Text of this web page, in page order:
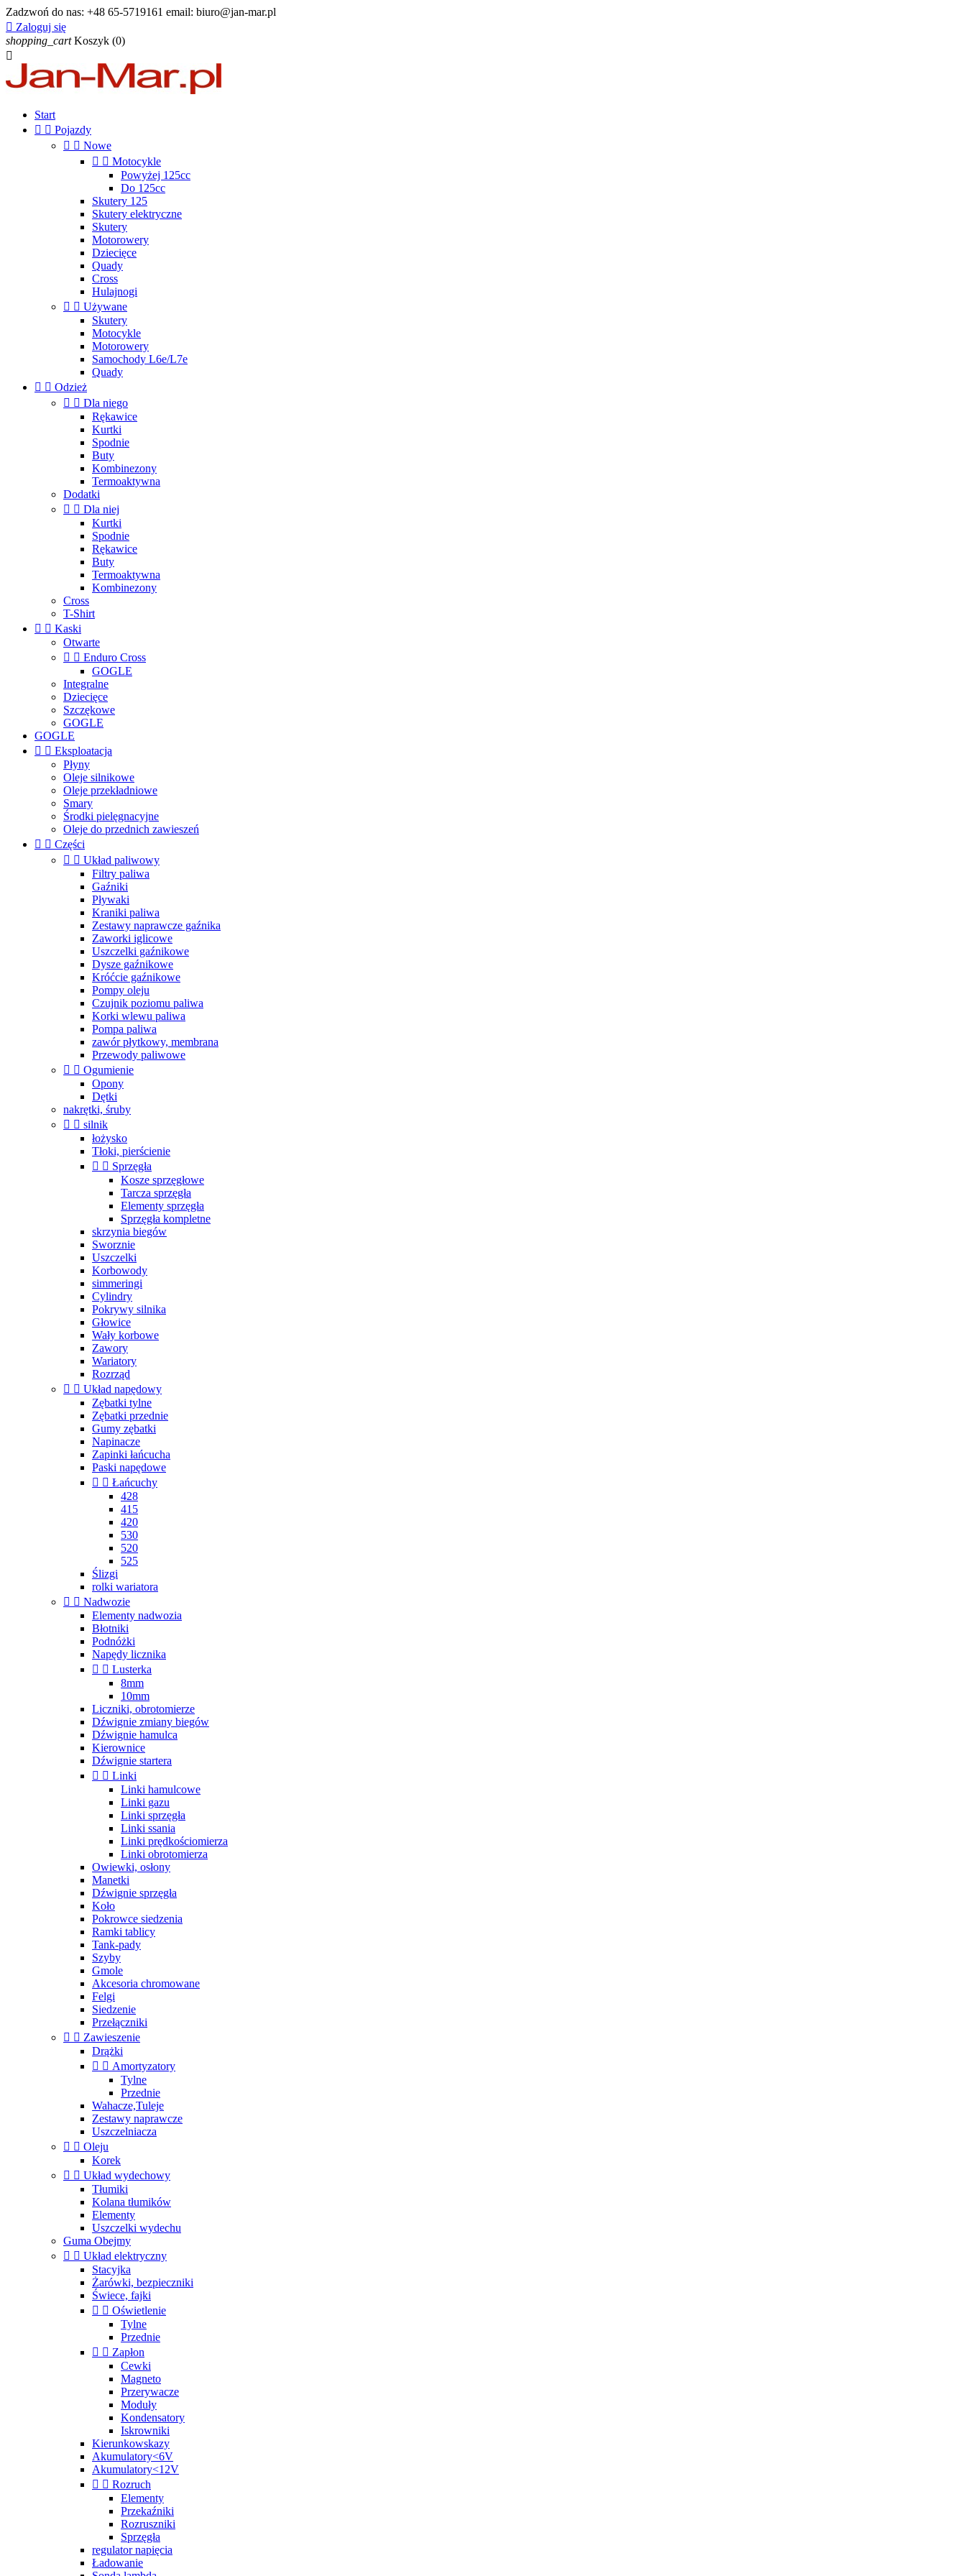
Zadzwoń do nas: +48 65-5719161 email: biuro@jan-mar.pl
 Zaloguj się
shopping_cart Koszyk (0)

Start
  Pojazdy
  Nowe
  Motocykle
Powyżej 125cc
Do 125cc
Skutery 125
Skutery elektryczne
Skutery
Motorowery
Dziecięce
Quady
Cross
Hulajnogi
  Używane
Skutery
Motocykle
Motorowery
Samochody L6e/L7e
Quady
  Odzież
  Dla niego
Rękawice
Kurtki
Spodnie
Buty
Kombinezony
Termoaktywna
Dodatki
  Dla niej
Kurtki
Spodnie
Rękawice
Buty
Termoaktywna
Kombinezony
Cross
T-Shirt
  Kaski
Otwarte
  Enduro Cross
GOGLE
Integralne
Dziecięce
Szczękowe
GOGLE
GOGLE
  Eksploatacja
Płyny
Oleje silnikowe
Oleje przekładniowe
Smary
Środki pielęgnacyjne
Oleje do przednich zawieszeń
  Części
  Układ paliwowy
Filtry paliwa
Gaźniki
Pływaki
Kraniki paliwa
Zestawy naprawcze gaźnika
Zaworki iglicowe
Uszczelki gaźnikowe
Dysze gaźnikowe
Króćcie gaźnikowe
Pompy oleju
Czujnik poziomu paliwa
Korki wlewu paliwa
Pompa paliwa
zawór płytkowy, membrana
Przewody paliwowe
  Ogumienie
Opony
Dętki
nakrętki, śruby
  silnik
łożysko
Tłoki, pierścienie
  Sprzęgła
Kosze sprzęgłowe
Tarcza sprzęgła
Elementy sprzęgła
Sprzęgła kompletne
skrzynia biegów
Sworznie
Uszczelki
Korbowody
simmeringi
Cylindry
Pokrywy silnika
Głowice
Wały korbowe
Zawory
Wariatory
Rozrząd
  Układ napędowy
Zębatki tylne
Zębatki przednie
Gumy zębatki
Napinacze
Zapinki łańcucha
Paski napędowe
  Łańcuchy
428
415
420
530
520
525
Ślizgi
rolki wariatora
  Nadwozie
Elementy nadwozia
Błotniki
Podnóżki
Napędy licznika
  Lusterka
8mm
10mm
Liczniki, obrotomierze
Dźwignie zmiany biegów
Dźwignie hamulca
Kierownice
Dźwignie startera
  Linki
Linki hamulcowe
Linki gazu
Linki sprzęgła
Linki ssania
Linki prędkościomierza
Linki obrotomierza
Owiewki, osłony
Manetki
Dźwignie sprzęgła
Koło
Pokrowce siedzenia
Ramki tablicy
Tank-pady
Szyby
Gmole
Akcesoria chromowane
Felgi
Siedzenie
Przełączniki
  Zawieszenie
Drążki
  Amortyzatory
Tylne
Przednie
Wahacze,Tuleje
Zestawy naprawcze
Uszczelniacza
  Oleju
Korek
  Układ wydechowy
Tłumiki
Kolana tłumików
Elementy
Uszczelki wydechu
Guma Obejmy
  Układ elektryczny
Stacyjka
Żarówki, bezpieczniki
Świece, fajki
  Oświetlenie
Tylne
Przednie
  Zapłon
Cewki
Magneto
Przerywacze
Moduły
Kondensatory
Iskrowniki
Kierunkowskazy
Akumulatory<6V
Akumulatory<12V
  Rozruch
Elementy
Przekaźniki
Rozruszniki
Sprzęgła
regulator napięcia
Ładowanie